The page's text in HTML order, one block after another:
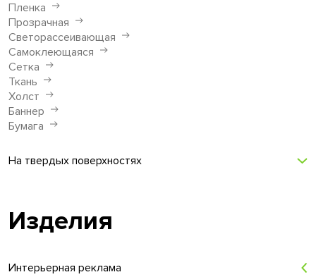
Пленка
Прозрачная
Светорассеивающая
Самоклеющаяся
Сетка
Ткань
Холст
Баннер
Бумага
На твердых поверхностях
Изделия
Интерьерная реклама